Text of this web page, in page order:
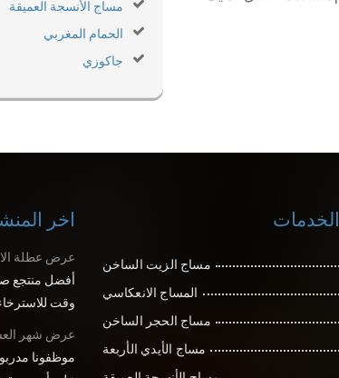
مساج الأنسجة العميقة
الحمام المغربي
جاكوزي
الخدمات
مساج الزيت الساخن
المساج الانعكاسي
مساج الحجر الساخن
مساج الأيدي الأربعة
اخر
عرض عطلة
أفضل منتجع
وقت
عرض شهر
موظفونا